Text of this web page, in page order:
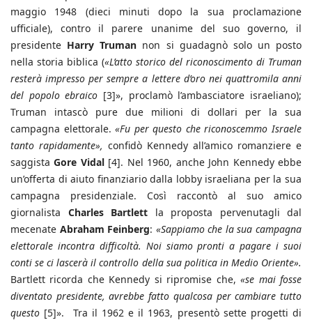
maggio 1948 (dieci minuti dopo la sua proclamazione
ufficiale), contro il parere unanime del suo governo, il
presidente Harry Truman non si guadagnò solo un posto
nella storia biblica («L’atto storico del riconoscimento di Truman
resterà impresso per sempre a lettere d’oro nei quattromila anni
del popolo ebraico [3]», proclamò l’ambasciatore israeliano);
Truman intascò pure due milioni di dollari per la sua
campagna elettorale. «Fu per questo che riconoscemmo Israele
tanto rapidamente», confidò Kennedy all’amico romanziere e
saggistaGore Vidal [4]. Nel 1960, anche John Kennedy ebbe
un’offerta di aiuto finanziario dalla lobby israeliana per la sua
campagna presidenziale. Così raccontò al suo amico
giornalista Charles Bartlett la proposta pervenutagli dal
mecenate Abraham Feinberg: «Sappiamo che la sua campagna
elettorale incontra difficoltà. Noi siamo pronti a pagare i suoi
conti se ci lascerà il controllo della sua politica in Medio Oriente».
Bartlett ricorda che Kennedy si ripromise che, «se mai fosse
diventato presidente, avrebbe fatto qualcosa per cambiare tutto
questo [5]». Tra il 1962 e il 1963, presentò sette progetti di